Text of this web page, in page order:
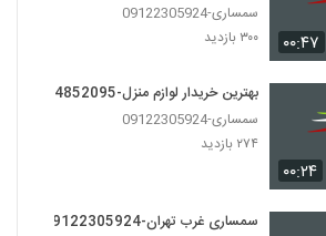
۰۰:۴۷
سمساری-09122305924
۳۰۰ بازدید
۰۰:۲۴
بهترین خریدار لوازم منزل-44852095
سمساری-09122305924
۲۷۴ بازدید
سمساری غرب تهران-09122305924